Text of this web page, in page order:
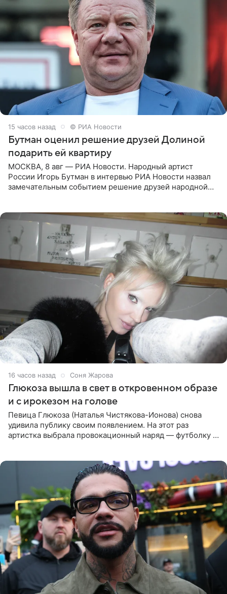
15 часов назад © РИА Новости
Бутман оценил решение друзей Долиной
подарить ей квартиру
МОСКВА, 8 авг — РИА Новости. Народный артист
России Игорь Бутман в интервью РИА Новости назвал
замечательным событием решение друзей народной
16 часов назад Соня Жарова
Глюкоза вышла в свет в откровенном образе
и с ирокезом на голове
Певица Глюкоза (Наталья Чистякова-Ионова) снова
удивила публику своим появлением. На этот раз
артистка выбрала провокационный наряд — футболку с